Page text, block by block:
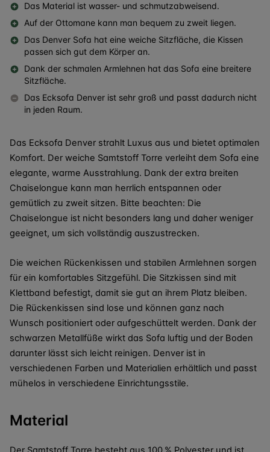
Das Material ist wasser- und schmutzabweisend.
Auf der Ottomane kann man bequem zu zweit liegen.
Das Denver Sofa hat eine weiche Sitzfläche, die Kissen
passen sich gut dem Körper an.
Dank der schmalen Armlehnen hat das Sofa eine breitere
Sitzfläche.
Das Ecksofa Denver ist sehr groß und passt dadurch nicht
in jeden Raum.
Das Ecksofa Denver strahlt Luxus aus und bietet optimalen
Komfort. Der weiche Samtstoff Torre verleiht dem Sofa eine
elegante, warme Ausstrahlung. Dank der extra breiten
Chaiselongue kann man herrlich entspannen oder
gemütlich zu zweit sitzen. Bitte beachten: Die
Chaiselongue ist nicht besonders lang und daher weniger
geeignet, um sich vollständig auszustrecken.
Die weichen Rückenkissen und stabilen Armlehnen sorgen
für ein komfortables Sitzgefühl. Die Sitzkissen sind mit
Klettband befestigt, damit sie gut an ihrem Platz bleiben.
Die Rückenkissen sind lose und können ganz nach
Wunsch positioniert oder aufgeschüttelt werden. Dank der
schwarzen Metallfüße wirkt das Sofa luftig und der Boden
darunter lässt sich leicht reinigen. Denver ist in
verschiedenen Farben und Materialien erhältlich und passt
mühelos in verschiedene Einrichtungsstile.
Material